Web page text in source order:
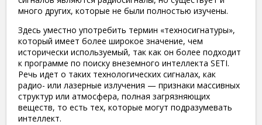
много других, которые не были полностью изучены.
Здесь уместно употребить термин «техносигнатуры»,
который имеет более широкое значение, чем
исторически используемый, так как он более подходит
к программе по поиску внеземного интеллекта SETI.
Речь идет о таких технологических сигналах, как
радио- или лазерные излучения — признаки массивных
структур или атмосфера, полная загрязняющих
веществ, то есть тех, которые могут подразумевать
интеллект.